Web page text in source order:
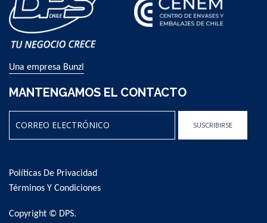
Una empresa Bunzl
MANTENGAMOS EL CONTACTO
for
Newsletter:
SUSCRIBIRSE
Políticas De Privacidad
Términos Y Condiciones
Copyright © DPS.